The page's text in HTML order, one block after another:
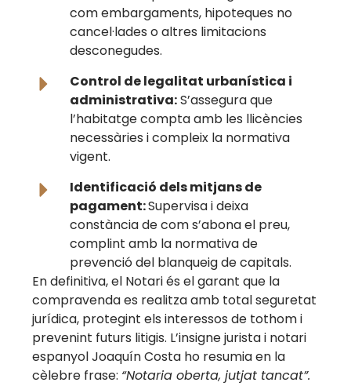
com embargaments, hipoteques no
cancel·lades o altres limitacions
desconegudes.
Control de legalitat urbanística i
administrativa:S’assegura que
l’habitatge compta amb les llicències
necessàries i compleix la normativa
vigent.
Identificació dels mitjans de
pagament:Supervisa i deixa
constància de com s’abona el preu,
complint amb la normativa de
prevenció del blanqueig de capitals.
En definitiva, el Notari és el garant que la
compravenda es realitza amb total seguretat
jurídica, protegint els interessos de tothom i
prevenint futurs litigis. L’insigne jurista i notari
espanyol Joaquín Costa ho resumia en la
cèlebre frase: “Notaria oberta, jutjat tancat”.